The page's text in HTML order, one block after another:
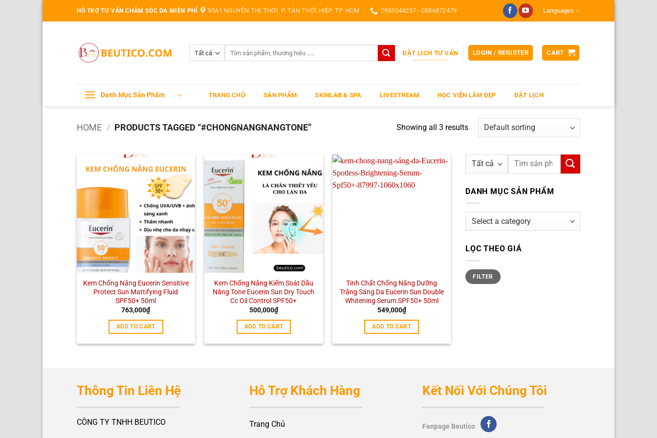
HỖ TRỢ TƯ VẤN CHĂM SÓC DA MIỄN PHÍ 93A1 NGUYỄN THỊ THƠI. P. TÂN THỚI HIỆP, TP. HCM 0933044257 - 0886872479 Languages
ĐẶT LỊCH TƯ VẤN LOGIN / REGISTER CART
Danh Mục Sản Phẩm TRANG CHỦ SẢN PHẨM SKINLAB & SPA LIVESTREAM HỌC VIỆN LÀM ĐẸP ĐẶT LỊCH
HOME / PRODUCTS TAGGED “#CHONGNANGNANGTONE” Showing all 3 results
Kem Chống Nắng Eucerin Sensitive
Protect Sun Mattifying Fluid
SPF50+ 50ml
763,000₫
ADD TO CART
Kem Chống Nắng Kiểm Soát Dầu
Nâng Tone Eucerin Sun Dry Touch
Cc Oil Control SPF50+
500,000₫
ADD TO CART
Tinh Chất Chống Nắng Dưỡng
Trắng Sáng Da Eucerin Sun Double
Whitening Serum SPF50+ 50ml
549,000₫
ADD TO CART
Search
DANH MỤC SẢN PHẨM
LỌC THEO GIÁ
Min
price
Max
priceFILTER
Thông Tin Liên Hệ
CÔNG TY TNHH BEUTICO
Hỗ Trợ Khách Hàng
Trang Chủ
Kết Nối Với Chúng Tôi
Fanpage Beutico